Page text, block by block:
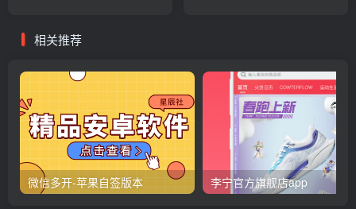
相关推荐
微信多开-苹果自签版本 李宁官方旗舰店app